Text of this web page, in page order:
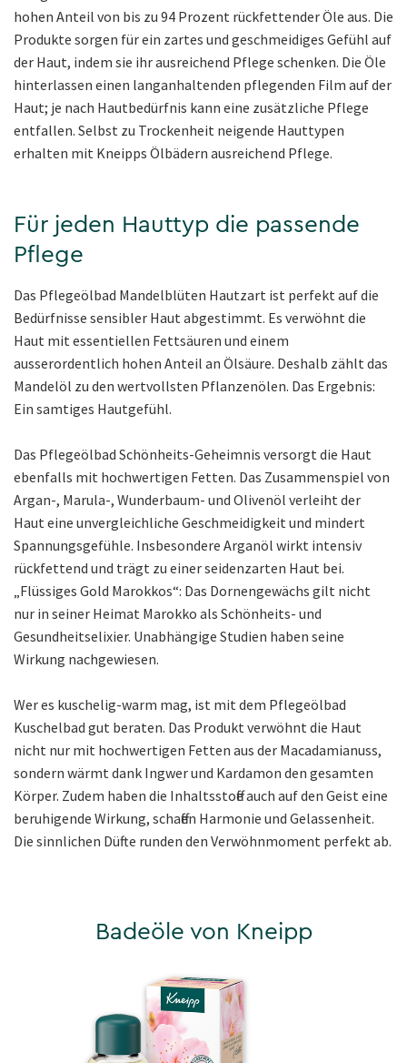
hohen Anteil von bis zu 94 Prozent rückfettender Öle aus. Die
Produkte sorgen für ein zartes und geschmeidiges Gefühl auf
der Haut, indem sie ihr ausreichend Pflege schenken. Die Öle
hinterlassen einen langanhaltenden pflegenden Film auf der
Haut; je nach Hautbedürfnis kann eine zusätzliche Pflege
entfallen. Selbst zu Trockenheit neigende Hauttypen
erhalten mit Kneipps Ölbädern ausreichend Pflege.
Für jeden Hauttyp die passende
Pflege
Das Pflegeölbad Mandelblüten Hautzart ist perfekt auf die
Bedürfnisse sensibler Haut abgestimmt. Es verwöhnt die
Haut mit essentiellen Fettsäuren und einem
ausserordentlich hohen Anteil an Ölsäure. Deshalb zählt das
Mandelöl zu den wertvollsten Pflanzenölen. Das Ergebnis:
Ein samtiges Hautgefühl.
Das Pflegeölbad Schönheits-Geheimnis versorgt die Haut
ebenfalls mit hochwertigen Fetten. Das Zusammenspiel von
Argan-, Marula-, Wunderbaum- und Olivenöl verleiht der
Haut eine unvergleichliche Geschmeidigkeit und mindert
Spannungsgefühle. Insbesondere Arganöl wirkt intensiv
rückfettend und trägt zu einer seidenzarten Haut bei.
„Flüssiges Gold Marokkos“: Das Dornengewächs gilt nicht
nur in seiner Heimat Marokko als Schönheits- und
Gesundheitselixier. Unabhängige Studien haben seine
Wirkung nachgewiesen.
Wer es kuschelig-warm mag, ist mit dem Pflegeölbad
Kuschelbad gut beraten. Das Produkt verwöhnt die Haut
nicht nur mit hochwertigen Fetten aus der Macadamianuss,
sondern wärmt dank Ingwer und Kardamon den gesamten
Körper. Zudem haben die Inhaltsstoffe auch auf den Geist eine
beruhigende Wirkung, schaffen Harmonie und Gelassenheit.
Die sinnlichen Düfte runden den Verwöhnmoment perfekt ab.
Badeöle von Kneipp